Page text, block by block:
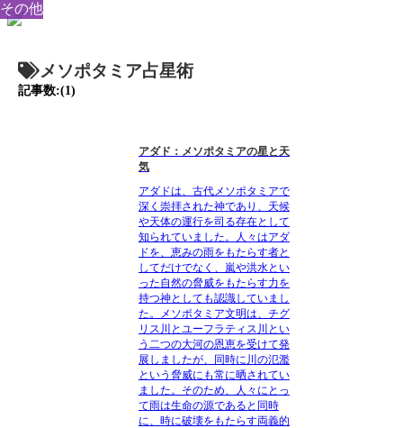
メソポタミア占星術
記事数:(1)
その他
アダド：メソポタミアの星と天
気
アダドは、古代メソポタミアで
深く崇拝された神であり、天候
や天体の運行を司る存在として
知られていました。人々はアダ
ドを、恵みの雨をもたらす者と
してだけでなく、嵐や洪水とい
った自然の脅威をもたらす力を
持つ神としても認識していまし
た。メソポタミア文明は、チグ
リス川とユーフラティス川とい
う二つの大河の恩恵を受けて発
展しましたが、同時に川の氾濫
という脅威にも常に晒されてい
ました。そのため、人々にとっ
て雨は生命の源であると同時
に、時に破壊をもたらす両義的